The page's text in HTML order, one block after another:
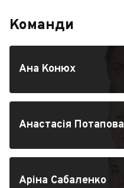
Команди
Ана Конюх
Анастасія Потапова
Аріна Сабаленко